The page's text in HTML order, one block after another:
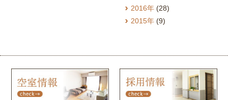
2016年 (28)
2015年 (9)